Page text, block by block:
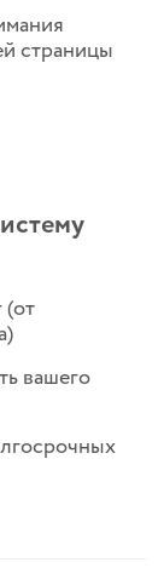
страницы
(от
вашего